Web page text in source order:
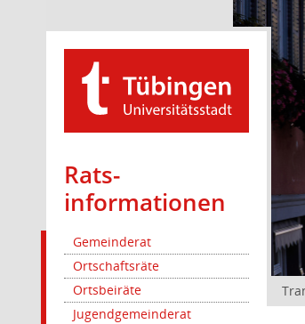
Rats­
informationen
Gemeinderat
Ortschaftsräte
Ortsbeiräte
Jugendgemeinderat